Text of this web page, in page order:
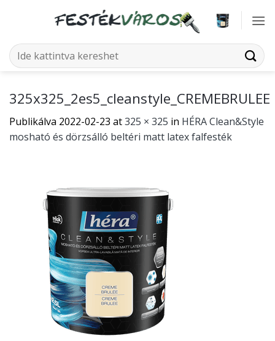
Keresés
a
325x325_2es5_cleanstyle_CREMEBRULEE
Publikálva 2022-02-23 at325 × 325 in HÉRA Clean&Style
mosható és dörzsálló beltéri matt latex falfesték